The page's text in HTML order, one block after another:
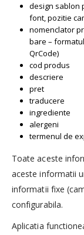
design sablon
font, pozitie
nomenclator
bare – formatul
QrCode)
cod produs
descriere
pret
traducere
ingrediente
alergeni
termenul de
Toate aceste
aceste informatii
informatii fixe
configurabila.
Aplicatia